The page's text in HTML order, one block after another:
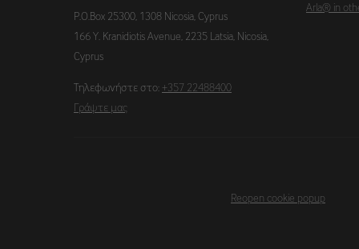
P.O.Box 25300, 1308 Nicosia, Cyprus
166 Y. Kranidiotis Avenue, 2235 Latsia, Nicosia,
Cyprus
Τηλεφωνήστε στο: +357 22488400
Γράψτε μας
Arla® in
Reopen cookie popup